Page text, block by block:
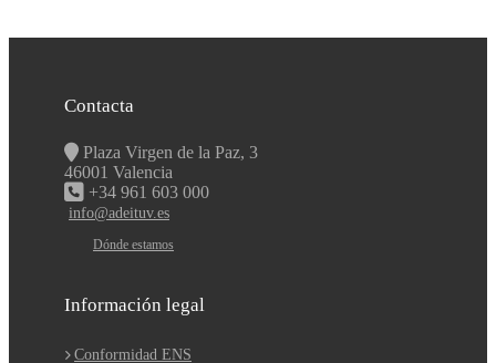
Contacta
Plaza Virgen de la Paz, 3
46001 Valencia
+34 961 603 000
info@adeituv.es
Dónde estamos
Información legal
Conformidad ENS